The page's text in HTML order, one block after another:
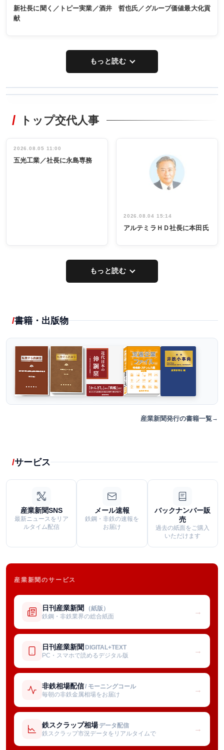
新社長に聞く／トピー実業／酒井 哲也氏／グループ価値最大化貢
献
もっと読む
非鉄業界で
インタビュ
ー／社内ア
タックトレー
祝う 業界関
係者ら220人
出席
トップ交代人事
2026.08.05 11:00
五光工業／社長に永島専務
2026.08.04 15:14
アルテミラＨＤ社長に本田氏
もっと読む
書籍・出版物
産業新聞発行の書籍一覧
サービス
産業新聞SNS
最新ニュースをリア
ルタイム配信
メール速報
鉄鋼・非鉄の速報を
お届け
バックナンバー販
売
過去の紙面をご購入
いただけます
産業新聞のサービス
日刊産業新聞 （紙版）
鉄鋼・非鉄業界の総合紙面
→
日刊産業新聞 DIGITAL+TEXT
PC・スマホで読めるデジタル版
→
非鉄相場配信/ モーニングコール
毎朝の非鉄金属相場をお届け
→
鉄スクラップ相場 データ配信
鉄スクラップ市況データをリアルタイムで
→